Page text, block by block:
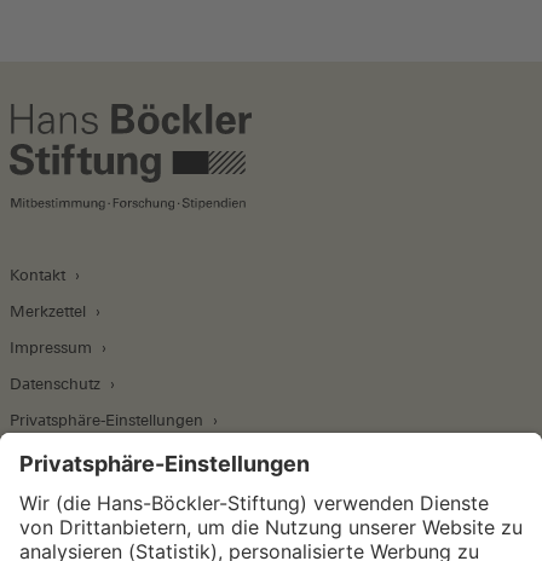
Kontakt
Merkzettel
Impressum
Datenschutz
Privatsphäre-Einstellungen
Wirtschafts- und Sozialwissenschaftliches Institut